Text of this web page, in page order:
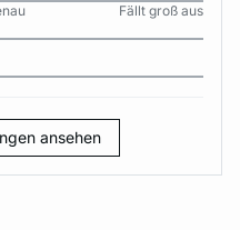
Fällt groß aus
ansehen